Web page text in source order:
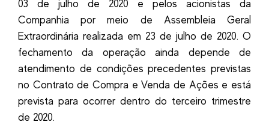
03 de julho de 2020 e pelos acionistas da
Companhia por meio de Assembleia Geral
Extraordinária realizada em 23 de julho de 2020. O
fechamento da operação ainda depende de
atendimento de condições precedentes previstas
no Contrato de Compra e Venda de Ações e está
prevista para ocorrer dentro do terceiro trimestre
de 2020.